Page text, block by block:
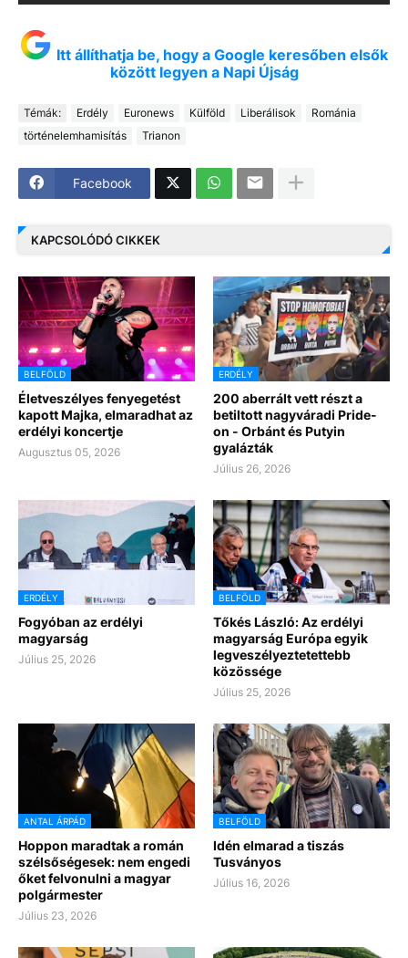
Itt állíthatja be, hogy a Google keresőben elsők
között legyen a Napi Újság
Témák: Erdély Euronews Külföld Liberálisok
Románia
történelemhamisítás
Trianon
Facebook
KAPCSOLÓDÓ CIKKEK
BELFÖLD
Életveszélyes fenyegetést
kapott Majka, elmaradhat az
erdélyi koncertje
Augusztus 05, 2026
ERDÉLY
200 aberrált vett részt a
betiltott nagyváradi Pride-
on - Orbánt és Putyin
gyalázták
Július 26, 2026
ERDÉLY
Fogyóban az erdélyi
magyarság
Július 25, 2026
BELFÖLD
Tőkés László: Az erdélyi
magyarság Európa egyik
legveszélyeztetettebb
közössége
Július 25, 2026
ANTAL ÁRPÁD
Hoppon maradtak a román
szélsőségesek: nem engedi
őket felvonulni a magyar
polgármester
Július 23, 2026
BELFÖLD
Idén elmarad a tiszás
Tusványos
Július 16, 2026